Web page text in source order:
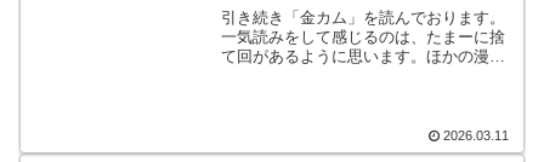
引き続き「金カム」を読んでおります。
一気読みをして感じるのは、たまーに捨
て回があるように思います。ほかの漫画
なこんなで、本日のヤモリです。2026.03.11